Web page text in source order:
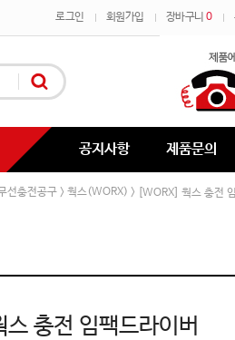
로그인 회원가입 장바구니 0
공지사항 제품문의
선충전공구 > 웍스(WORX) > [WORX] 웍스 충전
충전 임팩드라이버